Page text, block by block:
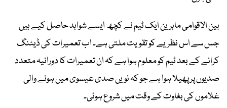
بین الاقوامی ماہرین ایک ٹیم نے کچھ ایسے شواہد حاصل کیے ہیں
جس سے اس نظریے کو تقویت ملتی ہے۔ اب تعمیرات کی ڈیٹنگ
کرانے کے بعد ٹیم کو معلوم ہوا ہے کہ ان تعمیرات کا دورانیہ متعدد
صدیوں پر پھیلا ہوا ہے جو کہ نویں صدی عیسوی میں ہونے والی
غلاموں کی بغاوت کے وقت میں شروع ہوئی۔